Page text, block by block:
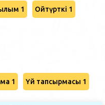
1 Ойтүрткі 1
1 Үй тапсырмасы 1